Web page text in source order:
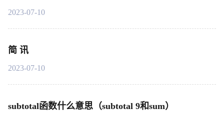
2023-07-10
简 讯
2023-07-10
subtotal函数什么意思（subtotal 9和sum）